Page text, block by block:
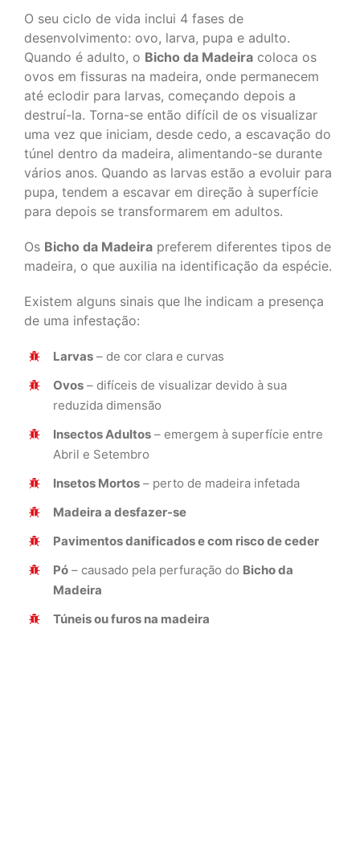
O seu ciclo de vida inclui 4 fases de
desenvolvimento: ovo, larva, pupa e adulto.
Quando é adulto, o Bicho da Madeira coloca os
ovos em fissuras na madeira, onde permanecem
até eclodir para larvas, começando depois a
destruí-la. Torna-se então difícil de os visualizar
uma vez que iniciam, desde cedo, a escavação do
túnel dentro da madeira, alimentando-se durante
vários anos. Quando as larvas estão a evoluir para
pupa, tendem a escavar em direção à superfície
para depois se transformarem em adultos.
Os Bicho da Madeira preferem diferentes tipos de
madeira, o que auxilia na identificação da espécie.
Existem alguns sinais que lhe indicam a presença
de uma infestação:
Larvas – de cor clara e curvas
Ovos – difíceis de visualizar devido à sua
reduzida dimensão
Insectos Adultos – emergem à superfície entre
Abril e Setembro
Insetos Mortos – perto de madeira infetada
Madeira a desfazer-se
Pavimentos danificados e com risco de ceder
Pó – causado pela perfuração do Bicho da
Madeira
Túneis ou furos na madeira